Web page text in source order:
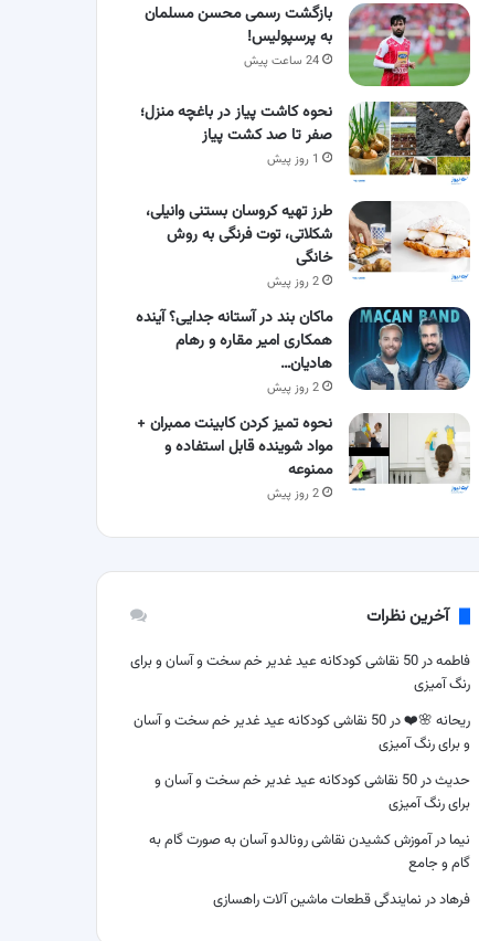
بازگشت رسمی محسن مسلمان
به پرسپولیس!
24 ساعت پیش
نحوه کاشت پیاز در باغچه منزل؛
صفر تا صد کشت پیاز
1 روز پیش
طرز تهیه کروسان بستنی وانیلی،
شکلاتی، توت فرنگی به روش
خانگی
2 روز پیش
ماکان بند در آستانه جدایی؟ آینده
همکاری امیر مقاره و رهام
هادیان…
2 روز پیش
نحوه تمیز کردن کابینت ممبران +
مواد شوینده قابل استفاده و
ممنوعه
2 روز پیش
آخرین نظرات
فاطمهدر
50 نقاشی کودکانه عید غدیر خم سخت و آسان و برای
رنگ آمیزی
ریحانه 🌸❤️در
50 نقاشی کودکانه عید غدیر خم سخت و آسان
و برای رنگ آمیزی
حدیثدر
50 نقاشی کودکانه عید غدیر خم سخت و آسان و
برای رنگ آمیزی
نیما درآموزش کشیدن نقاشی رونالدو آسان به صورت گام به
گام و جامع
فرهاددر نمایندگی قطعات ماشین آلات راهسازی